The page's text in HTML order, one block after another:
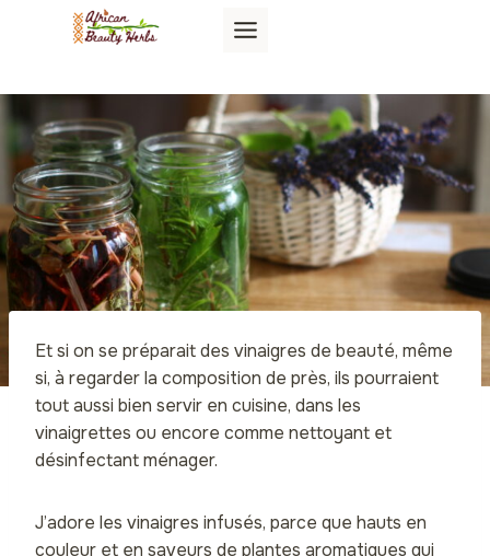
Et si on se préparait des vinaigres de beauté, même
si, à regarder la composition de près, ils pourraient
tout aussi bien servir en cuisine, dans les
vinaigrettes ou encore comme nettoyant et
désinfectant ménager.
J’adore les vinaigres infusés, parce que hauts en
couleur et en saveurs de plantes aromatiques qui